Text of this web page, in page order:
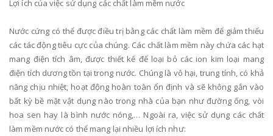
Lợi ích của việc sử dụng các chất làm mềm nước
Nước cứng có thể được điều trị bằng các chất làm mềm để giảm thiểu
các tác động tiêu cực của chúng. Các chất làm mềm này chứa các hạt
mang điện tích âm, được thiết kế để loại bỏ các ion kim loại mang
điện tích dương tồn tại trong nước. Chúng là vô hại, trung tính, có khả
năng chịu nhiệt, hoạt động hoàn toàn ổn định và sẽ không gắn vào
bất kỳ bề mặt vật dụng nào trong nhà của bạn như đường ống, vòi
hoa sen hay là bình nước nóng,… Ngoài ra, việc sử dụng các chất
làm mềm nước có thể mang lại nhiều lợi ích như: